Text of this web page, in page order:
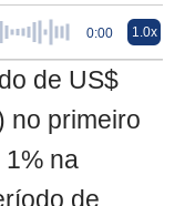
0:00 1.0x
de US$
no primeiro
1% na
de